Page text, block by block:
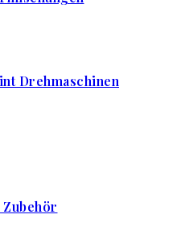
Drehmaschinen